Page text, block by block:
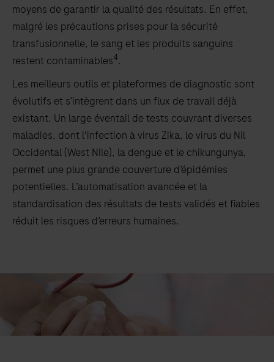
moyens de garantir la qualité des résultats. En effet,
malgré les précautions prises pour la sécurité
transfusionnelle, le sang et les produits sanguins
restent contaminables4.
Les meilleurs outils et plateformes de diagnostic sont
évolutifs et s’intègrent dans un flux de travail déjà
existant. Un large éventail de tests couvrant diverses
maladies, dont l'infection à virus Zika, le virus du Nil
Occidental (West Nile), la dengue et le chikungunya,
permet une plus grande couverture d’épidémies
potentielles. L’automatisation avancée et la
standardisation des résultats de tests validés et fiables
réduit les risques d’erreurs humaines.